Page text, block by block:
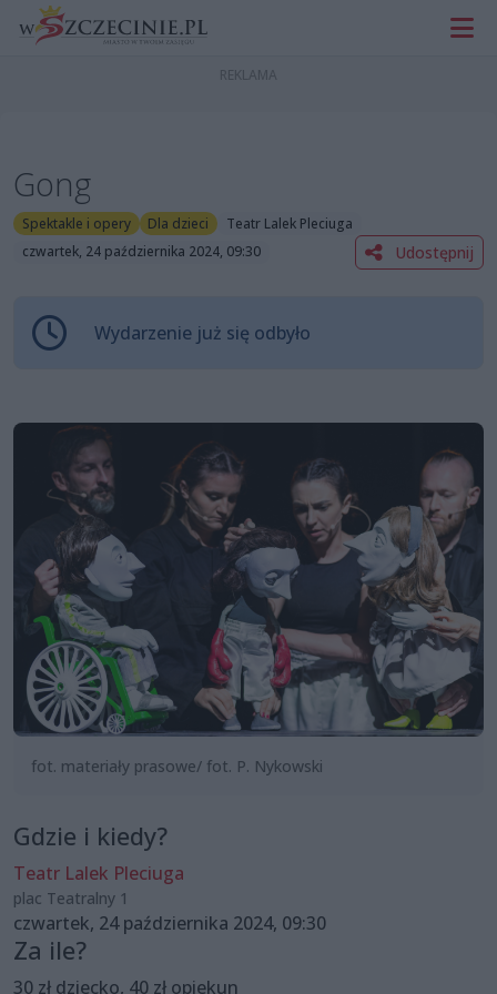
Gong
Spektakle i opery Dla dzieci
Teatr Lalek Pleciuga
czwartek, 24 października 2024, 09:30
Udostępnij
Wydarzenie już się odbyło
fot. materiały prasowe/ fot. P. Nykowski
Gdzie i kiedy?
Teatr Lalek Pleciuga
plac Teatralny 1
czwartek, 24 października 2024, 09:30
Za ile?
30 zł dziecko, 40 zł opiekun